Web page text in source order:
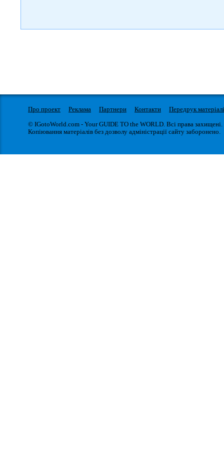
Про проект Реклама Партнери Контакти
Передрук
© IGotoWorld.com - Your GUIDE TO the WORLD. Всі права захищені.
Копіювання матеріалів без дозволу адміністрації сайту заборонено.